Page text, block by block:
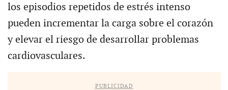
los episodios repetidos de estrés intenso
pueden incrementar la carga sobre el corazón
y elevar el riesgo de desarrollar problemas
cardiovasculares.
PUBLICIDAD